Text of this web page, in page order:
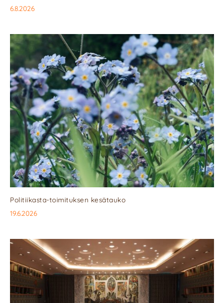
6.8.2026
Politiikasta-toimituksen kesätauko
19.6.2026